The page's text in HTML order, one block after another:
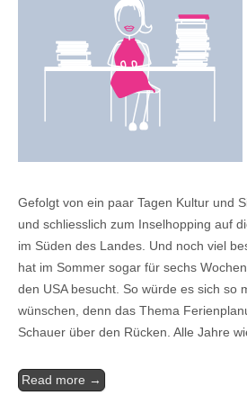
Gefolgt von ein paar Tagen Kultur und
und schliesslich zum Inselhopping auf
im Süden des Landes. Und noch viel
hat im Sommer sogar für sechs
den USA besucht. So würde es sich so
wünschen, denn das Thema
Schauer über den Rücken. Alle Jahre
Read more →